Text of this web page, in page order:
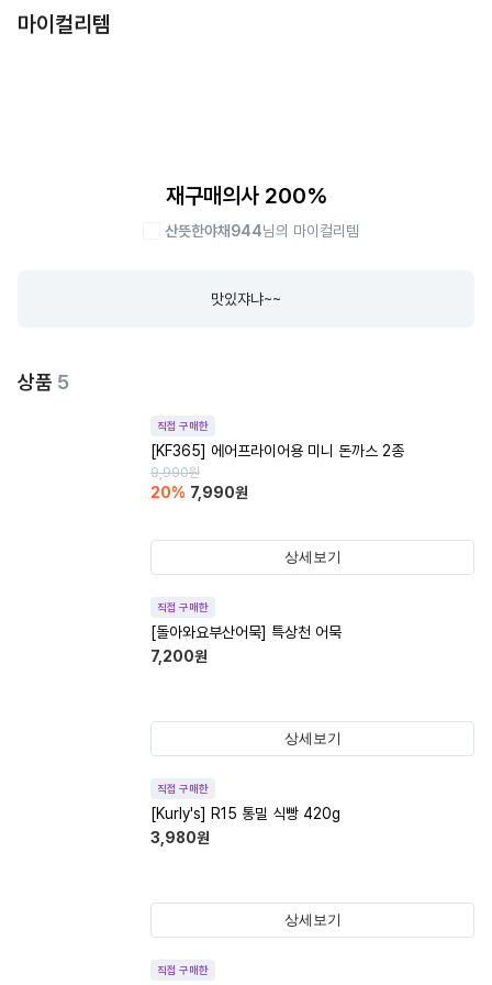
마이컬리템
재구매의사 200%
산뜻한야채944님의 마이컬리템
맛있쟈냐~~
상품 5
직접 구매한
[KF365] 에어프라이어용 미니 돈까스 2종
9,990원
20% 7,990원
상세보기
직접 구매한
[돌아와요부산어묵] 특상천 어묵
7,200원
상세보기
직접 구매한
[Kurly's] R15 통밀 식빵 420g
3,980원
상세보기
직접 구매한